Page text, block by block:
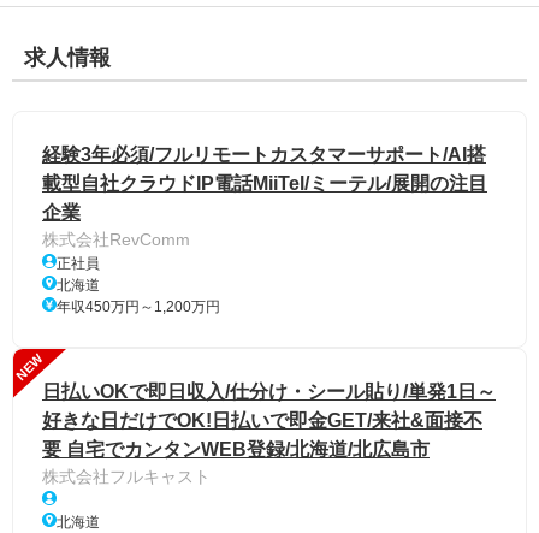
求人情報
経験3年必須/フルリモートカスタマーサポート/AI搭
載型自社クラウドIP電話MiiTel/ミーテル/展開の注目
企業
株式会社RevComm
正社員
北海道
年収450万円～1,200万円
NEW
日払いOKで即日収入/仕分け・シール貼り/単発1日～
好きな日だけでOK!日払いで即金GET/来社&面接不
要 自宅でカンタンWEB登録/北海道/北広島市
株式会社フルキャスト
北海道